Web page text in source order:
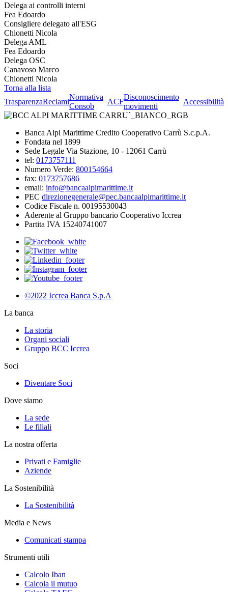
Delega ai controlli interni
Fea Edoardo
Consigliere delegato all'ESG
Chionetti Nicola
Delega AML
Fea Edoardo
Delega OSC
Canavoso Marco
Chionetti Nicola
Torna alla lista
TrasparenzaReclami
Normativa
Consob
ACF
Disconoscimento
movimenti
Accessibilità
Banca Alpi Marittime Credito Cooperativo Carrù S.c.p.A.
Fondata nel 1899
Sede Legale Via Stazione, 10 - 12061 Carrù
tel: 0173757111
Numero Verde: 800154664
fax: 0173757686
email: info@bancaalpimarittime.it
PEC direzionegenerale@pec.bancaalpimarittime.it
Codice Fiscale n. 00195530043
Aderente al Gruppo bancario Cooperativo Iccrea
Partita IVA 15240741007
©2022 Iccrea Banca S.p.A
La banca
La storia
Organi sociali
Gruppo BCC Iccrea
Soci
Diventare Soci
Dove siamo
La sede
Le filiali
La nostra offerta
Privati e Famiglie
Aziende
La Sostenibilità
La Sostenibilità
Media e News
Comunicati stampa
Strumenti utili
Calcolo Iban
Calcola il mutuo